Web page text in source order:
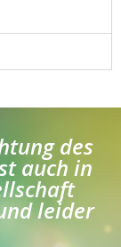
des
auch in
leider